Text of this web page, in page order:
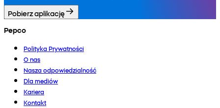
Pobierz aplikację
Pepco
Polityka Prywatności
O nas
Nasza odpowiedzialność
Dla mediów
Kariera
Kontakt